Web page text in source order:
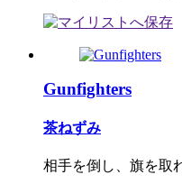
Gunfighters
茶ねずみ
相手を倒し、旗を取